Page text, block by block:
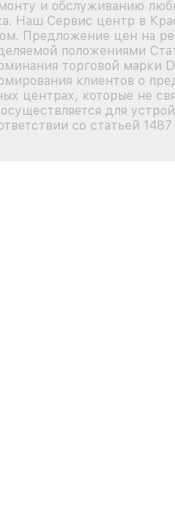
и обслуживанию
Наш Сервис центр в
Предложение цен на
положениями
торговой марки
клиентов о
центрах, которые не
для
со статьей